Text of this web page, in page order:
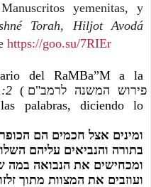
yemenitas, y
Torah, Hiljot Avodá
https://goo.su/7RIEr
(פירוש המשנה לרמב"ם